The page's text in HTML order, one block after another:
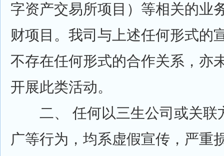
字资产交易所项目）等相关的业
财项目。我司与上述任何形式的
不存在任何形式的合作关系，亦
开展此类活动。
二、 任何以三生公司或关联
广等行为，均系虚假宣传，严重